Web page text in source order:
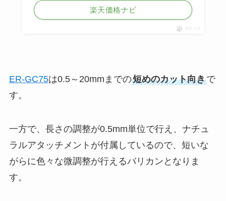
楽天価格ナビ
ポチップ
ER-GC75は0.5～20mmまでの短めのカット向きで
す。
一方で、長さの調整が0.5mm単位で行え、ナチュ
ラルアタッチメントが付属しているので、短いな
がらに色々な微調整が行えるバリカンとなりま
す。